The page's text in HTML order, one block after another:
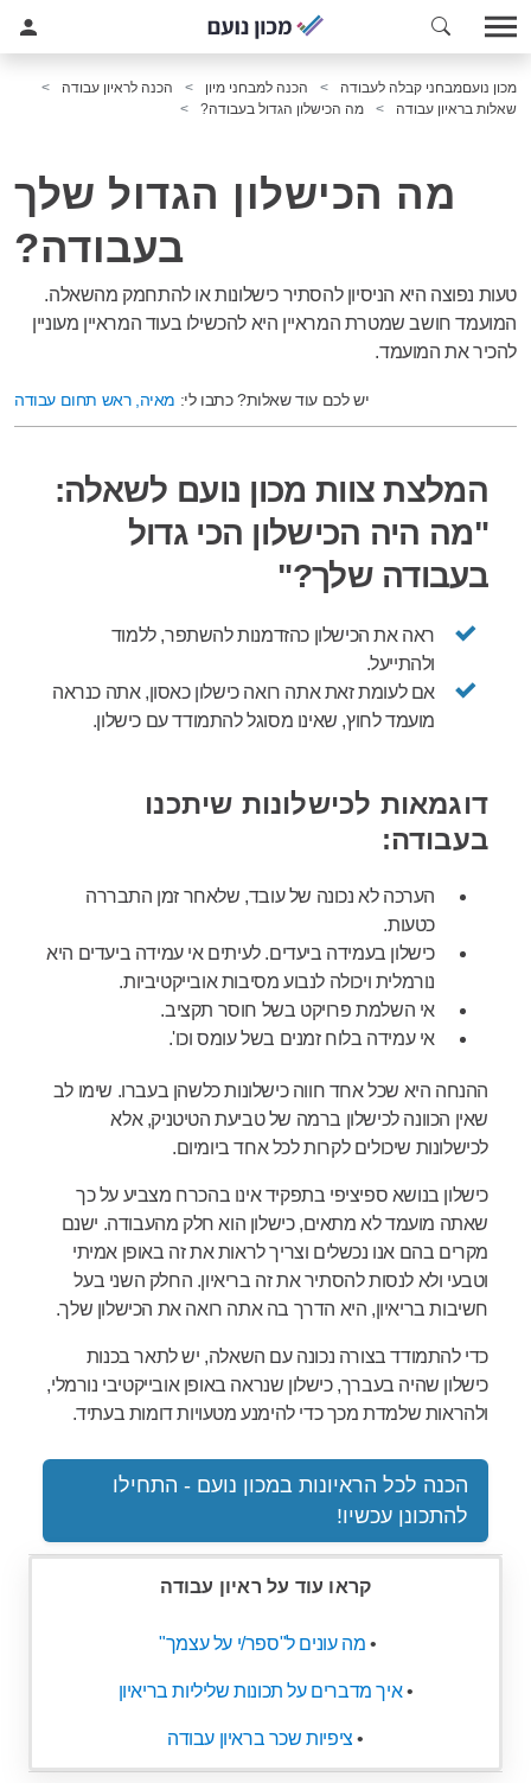
מכון נועםמבחני קבלה לעבודה הכנה למבחני מיון
הכנה לראיון עבודה
שאלות בראיון עבודה
מה הכישלון הגדול בעבודה?
מה הכישלון הגדול שלך
בעבודה?
טעות נפוצה היא הניסיון להסתיר כישלונות או להתחמק מהשאלה.
המועמד חושב שמטרת המראיין היא להכשילו בעוד המראיין מעוניין
להכיר את המועמד.
יש לכם עוד שאלות? כתבו לי: מאיה, ראש תחום עבודה
המלצת צוות מכון נועם לשאלה:
"מה היה הכישלון הכי גדול
בעבודה שלך?"
ראה את הכישלון כהזדמנות להשתפר, ללמוד
ולהתייעל.
אם לעומת זאת אתה רואה כישלון כאסון, אתה כנראה
מועמד לחוץ, שאינו מסוגל להתמודד עם כישלון.
דוגמאות לכישלונות שיתכנו
בעבודה:
הערכה לא נכונה של עובד, שלאחר זמן התבררה
כטעות.
כישלון בעמידה ביעדים. לעיתים אי עמידה ביעדים היא
נורמלית ויכולה לנבוע מסיבות אובייקטיביות.
אי השלמת פרויקט בשל חוסר תקציב.
אי עמידה בלוח זמנים בשל עומס וכו'.
ההנחה היא שכל אחד חווה כישלונות כלשהן בעברו. שימו לב
שאין הכוונה לכישלון ברמה של טביעת הטיטניק, אלא
לכישלונות שיכולים לקרות לכל אחד ביומיום.
כישלון בנושא ספיציפי בתפקיד אינו בהכרח מצביע על כך
שאתה מועמד לא מתאים, כישלון הוא חלק מהעבודה. ישנם
מקרים בהם אנו נכשלים וצריך לראות את זה באופן אמיתי
וטבעי ולא לנסות להסתיר את זה בריאיון. החלק השני בעל
חשיבות בריאיון, היא הדרך בה אתה רואה את הכישלון שלך.
כדי להתמודד בצורה נכונה עם השאלה, יש לתאר בכנות
כישלון שהיה בעברך, כישלון שנראה באופן אובייקטיבי נורמלי,
ולהראות שלמדת מכך כדי להימנע מטעויות דומות בעתיד.
הכנה לכל הראיונות במכון נועם - התחילו
להתכונן עכשיו!
קראו עוד על ראיון עבודה
• מה עונים ל"ספר/י על עצמך"
•איך מדברים על תכונות שליליות בריאיון
• ציפיות שכר בראיון עבודה